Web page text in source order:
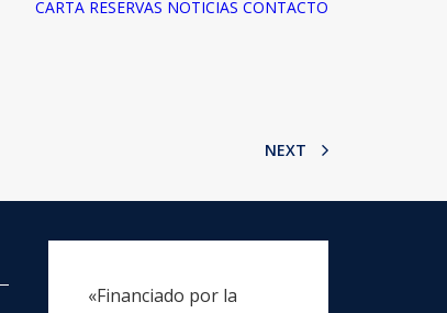
CARTA RESERVAS NOTICIAS CONTACTO
NEXT
«Financiado por la